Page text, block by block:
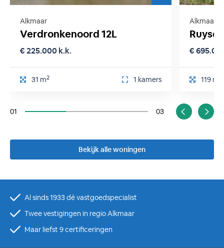
Alkmaar
Verdronkenoord 12L
€ 225.000 k.k.
31 m2 1 kamers
Alkmaar
€
119 m
01 03
Bekijk alle woningen
Al sinds 1933 dé vastgoedspecialist
Twee vestigingen in regio Alkmaar
Maar liefst 9 certificeringen